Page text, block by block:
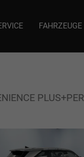
Host
FAHRZEUGE